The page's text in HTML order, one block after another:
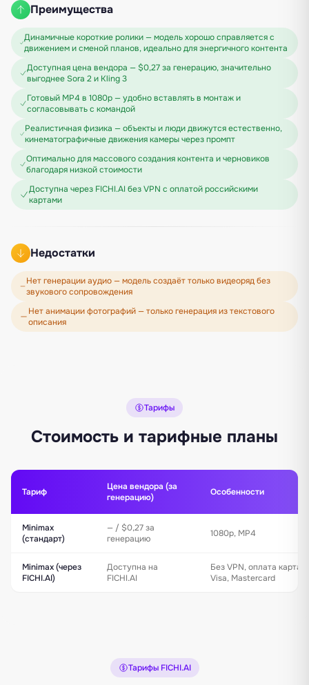
Преимущества
Динамичные короткие ролики — модель хорошо справляется с
движением и сменой планов, идеально для энергичного контента
Доступная цена вендора — $0,27 за генерацию, значительно
выгоднее Sora 2 и Kling 3
Готовый MP4 в 1080p — удобно вставлять в монтаж и
согласовывать с командой
Реалистичная физика — объекты и люди движутся естественно,
кинематографичные движения камеры через промпт
Оптимально для массового создания контента и черновиков
благодаря низкой стоимости
Доступна через FICHI.AI без VPN с оплатой российскими
картами
Недостатки
Нет генерации аудио — модель создаёт только видеоряд без
звукового сопровождения
Нет анимации фотографий — только генерация из текстового
описания
Тарифы
Стоимость и тарифные планы
Тариф
Цена вендора (за
генерацию)
Особенности
Minimax
(стандарт)
— / $0,27 за
генерацию
1080p, MP4
Minimax (через
FICHI.AI)
Доступна на
FICHI.AI
Без VPN, оплата
Visa, Mastercard
Тарифы FICHI.AI